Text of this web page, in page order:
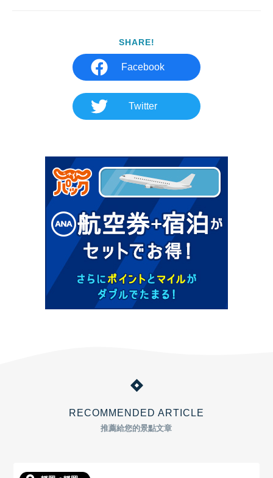
SHARE!
Facebook
Twitter
RECOMMENDED ARTICLE
推薦給您的景點文章